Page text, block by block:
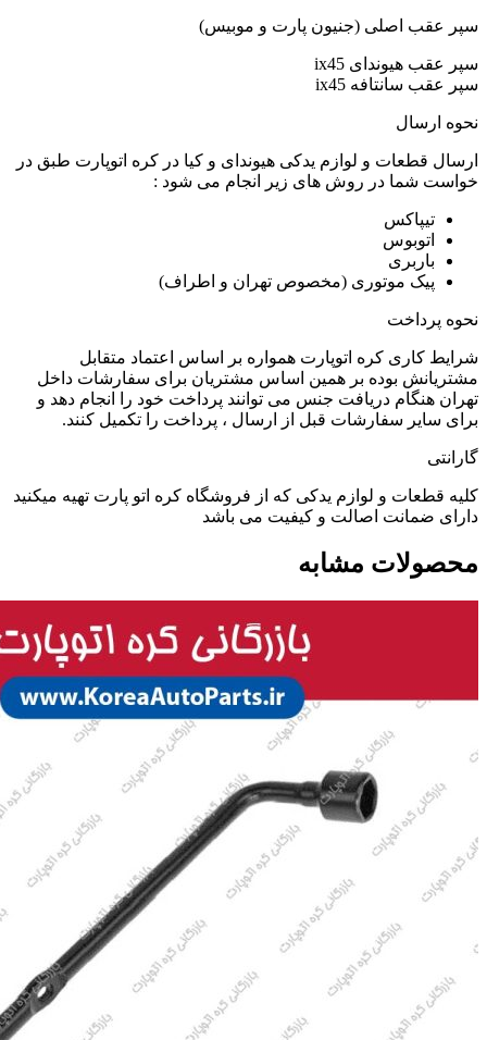
سپر عقب اصلی (جنیون پارت و موبیس)
سپر عقب هیوندای ix45
سپر عقب سانتافه ix45
نحوه ارسال
ارسال قطعات و لوازم یدکی هیوندای و کیا در کره اتوپارت طبق در
خواست شما در روش های زیر انجام می شود :
تیپاکس
اتوبوس
باربری
پیک موتوری (مخصوص تهران و اطراف)
نحوه پرداخت
شرایط کاری کره اتوپارت همواره بر اساس اعتماد متقابل
مشتریانش بوده بر همین اساس مشتریان برای سفارشات داخل
تهران هنگام دریافت جنس می توانند پرداخت خود را انجام دهد و
برای سایر سفارشات قبل از ارسال ، پرداخت را تکمیل کنند.
گارانتی
کلیه قطعات و لوازم یدکی که از فروشگاه کره اتو پارت تهیه میکنید
دارای ضمانت اصالت و کیفیت می باشد
محصولات مشابه